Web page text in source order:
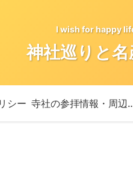
I wish for happy
神社巡りと
シー 寺社の参拝